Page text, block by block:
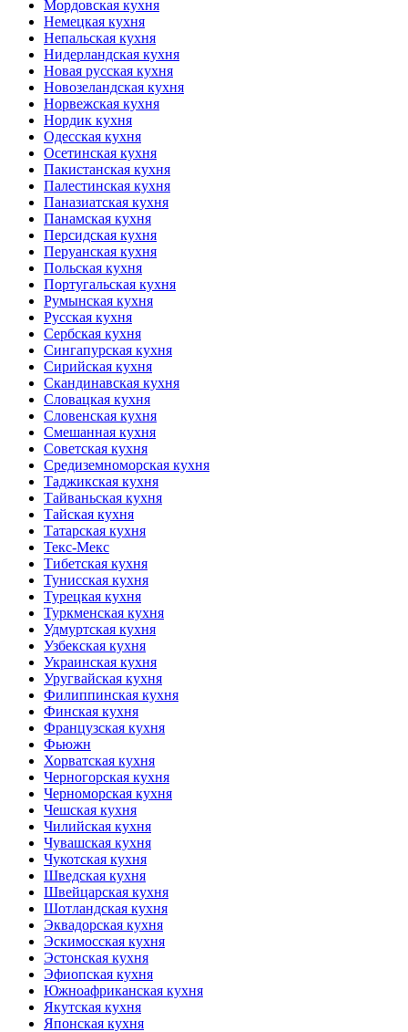
Мордовская кухня
Немецкая кухня
Непальская кухня
Нидерландская кухня
Новая русская кухня
Новозеландская кухня
Норвежская кухня
Нордик кухня
Одесская кухня
Осетинская кухня
Пакистанская кухня
Палестинская кухня
Паназиатская кухня
Панамская кухня
Персидская кухня
Перуанская кухня
Польская кухня
Португальская кухня
Румынская кухня
Русская кухня
Сербская кухня
Сингапурская кухня
Сирийская кухня
Скандинавская кухня
Словацкая кухня
Словенская кухня
Смешанная кухня
Советская кухня
Средиземноморская кухня
Таджикская кухня
Тайваньская кухня
Тайская кухня
Татарская кухня
Текс-Мекс
Тибетская кухня
Тунисская кухня
Турецкая кухня
Туркменская кухня
Удмуртская кухня
Узбекская кухня
Украинская кухня
Уругвайская кухня
Филиппинская кухня
Финская кухня
Французская кухня
Фьюжн
Хорватская кухня
Черногорская кухня
Черноморская кухня
Чешская кухня
Чилийская кухня
Чувашская кухня
Чукотская кухня
Шведская кухня
Швейцарская кухня
Шотландская кухня
Эквадорская кухня
Эскимосская кухня
Эстонская кухня
Эфиопская кухня
Южноафриканская кухня
Якутская кухня
Японская кухня